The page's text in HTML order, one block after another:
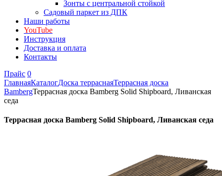
Зонты с центральной стойкой
Садовый паркет из ДПК
Наши работы
YouTube
Инструкция
Доставка и оплата
Контакты
Прайс 0
ГлавнаяКаталогДоска терраснаяТеррасная доска
BambergТеррасная доска Bamberg Solid Shipboard, Ливанская
седа
Террасная доска Bamberg Solid Shipboard, Ливанская седа